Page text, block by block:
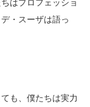
・スーザは語っ
も、僕たちは実力